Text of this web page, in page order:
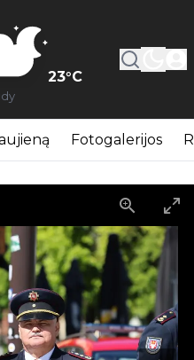
23°C
Fotogalerijos
Kaune